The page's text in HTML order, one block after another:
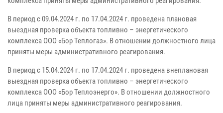
В период с 09.04.2024 г. по 17.04.2024 г. проведена плановая
выездная проверка объекта топливно – энергетического
комплекса ООО «Бор Теплогаз». В отношении должностного лица
приняты меры административного реагирования.
В период с 15.04.2024 г. по 17.04.2024 г. проведена внеплановая
выездная проверка объекта топливно – энергетического
комплекса ООО «Бор Теплоэнерго». В отношении должностного
лица приняты меры административного реагирования.